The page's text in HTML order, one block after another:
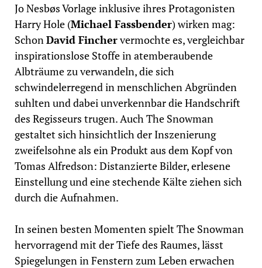
Jo Nesbøs Vorlage inklusive ihres Protagonisten
Harry Hole (Michael Fassbender) wirken mag:
SchonDavid Finchervermochte es, vergleichbar
inspirationslose Stoffe in atemberaubende
Albträume zu verwandeln, die sich
schwindelerregend in menschlichen Abgründen
suhlten und dabei unverkennbar die Handschrift
des Regisseurs trugen. Auch The Snowman
gestaltet sich hinsichtlich der Inszenierung
zweifelsohne als ein Produkt aus dem Kopf von
Tomas Alfredson: Distanzierte Bilder, erlesene
Einstellung und eine stechende Kälte ziehen sich
durch die Aufnahmen.
In seinen besten Momenten spielt The Snowman
hervorragend mit der Tiefe des Raumes, lässt
Spiegelungen in Fenstern zum Leben erwachen